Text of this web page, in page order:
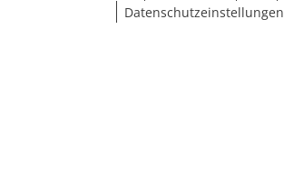
Datenschutzeinstellungen